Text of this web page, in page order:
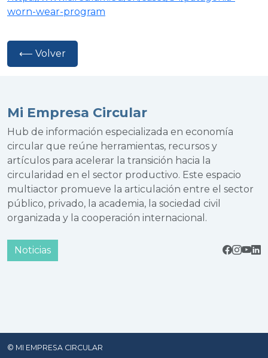
worn-wear-program
⟵ Volver
Mi Empresa Circular
Hub de información especializada en economía
circular que reúne herramientas, recursos y
artículos para acelerar la transición hacia la
circularidad en el sector productivo. Este espacio
multiactor promueve la articulación entre el sector
público, privado, la academia, la sociedad civil
organizada y la cooperación internacional.
Noticias
© MI EMPRESA CIRCULAR